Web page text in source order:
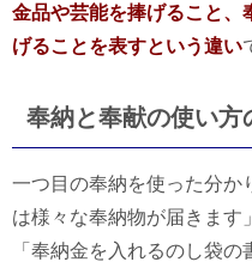
金品や芸能を捧げること、
げることを表すという違い
奉納と奉献の使い方
一つ目の奉納を使った分か
は様々な奉納物が届きます
「奉納金を入れるのし袋